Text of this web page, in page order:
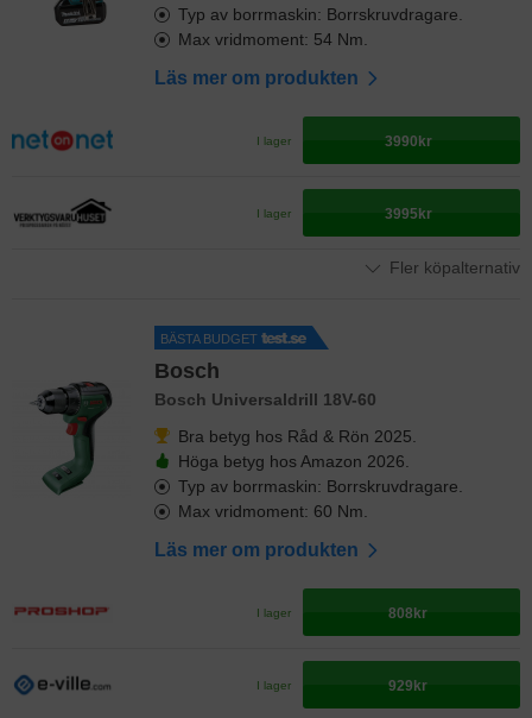
Typ av borrmaskin: Borrskruvdragare.
Max vridmoment: 54 Nm.
Läs mer om produkten
I lager 3990kr
I lager 3995kr
Fler köpalternativ
BÄSTA BUDGET
Bosch
Bosch Universaldrill 18V-60
Bra betyg hos Råd & Rön 2025.
Höga betyg hos Amazon 2026.
Typ av borrmaskin: Borrskruvdragare.
Max vridmoment: 60 Nm.
Läs mer om produkten
I lager 808kr
I lager 929kr